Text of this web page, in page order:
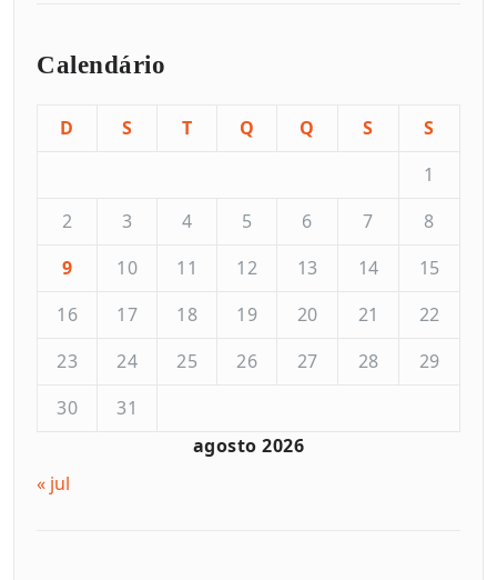
Calendário
agosto 2026
D S T Q Q S
S
1
2
3 4 5 6 7
8
9
10 11 12 13 14
15
16
17 18 19 20 21
22
23
24 25 26 27 28
29
30
31
« jul